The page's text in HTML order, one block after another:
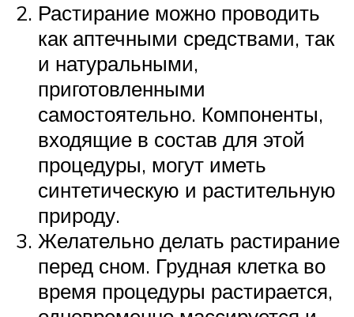
Растирание можно проводить
как аптечными средствами, так
и натуральными,
приготовленными
самостоятельно. Компоненты,
входящие в состав для этой
процедуры, могут иметь
синтетическую и растительную
природу.
Желательно делать растирание
перед сном. Грудная клетка во
время процедуры растирается,